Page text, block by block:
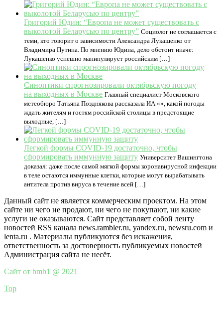
Григорий Юдин: “Европа не может существовать с
выколотой Беларусью по центру” Социолог не соглашается с
теми, кто говорит о зависимости Александра Лукашенко от
Владимира Путина. По мнению Юдина, дело обстоит иначе:
Лукашенко успешно манипулирует российским […]
Синоптики спрогнозировали октябрьскую погоду
на выходных в Москве Главный специалист Московского
метеобюро Татьяна Позднякова рассказала ИА «», какой погоды
ждать жителям и гостям российской столицы в предстоящие
выходные, […]
Легкой формы COVID-19 достаточно, чтобы
сформировать иммунную защиту Университет Вашингтона
доказал: даже после самой мягкой формы коронавирусной инфекции
в теле остаются иммунные клетки, которые могут вырабатывать
антитела против вируса в течение всей […]
Данный сайт не является коммерческим проектом. На этом
сайте ни чего не продают, ни чего не покупают, ни какие
услуги не оказываются. Сайт представляет собой ленту
новостей RSS канала news.rambler.ru, yandex.ru, newsru.com и
lenta.ru . Материалы публикуются без искажения,
ответственность за достоверность публикуемых новостей
Администрация сайта не несёт.
Сайт от bmb1 @ 2021
Top